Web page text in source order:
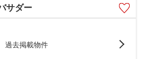
サダー
過去掲載物件